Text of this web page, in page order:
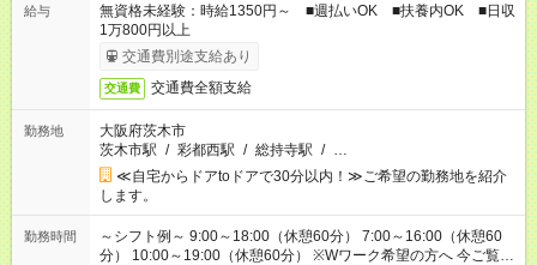
給与
無資格未経験：時給1350円～ ■週払いOK ■扶養内OK ■日収
1万800円以上
交通費別途支給あり
交通費 交通費全額支給
勤務地
大阪府茨木市
茨木市駅 / 彩都西駅 / 総持寺駅 / …
≪自宅からドアtoドアで30分以内！≫ご希望の勤務地を紹介
します。
勤務時間
～シフト例～ 9:00～18:00（休憩60分） 7:00～16:00（休憩60
分） 10:00～19:00（休憩60分） ※Wワーク希望の方へ 今ご覧の